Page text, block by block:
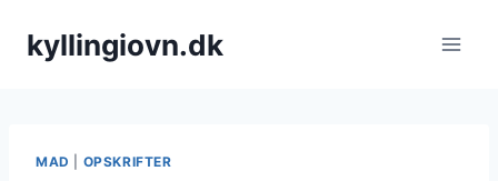
kyllingiovn.dk
MAD OPSKRIFTER